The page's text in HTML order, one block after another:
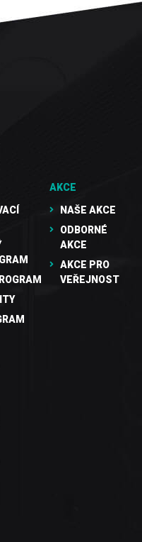
AKCE
NAŠE AKCE
ODBORNÉ
AKCE
AKCE PRO
VEŘEJNOST